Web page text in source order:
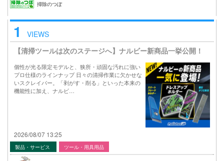
掃除のつぼ
1
VIEWS
【清掃ツールは次のステージへ】ナルビー新商品一挙公開！
個性が光る限定モデルと、狭所・頑固な汚れに強い
プロ仕様のラインナップ 日々の清掃作業に欠かせな
いスクレイパー。「剥がす・削る」といった本来の
機能性に加え、ナルビ…
2026/08/07 13:25
製品・サービス ツール・用具用品